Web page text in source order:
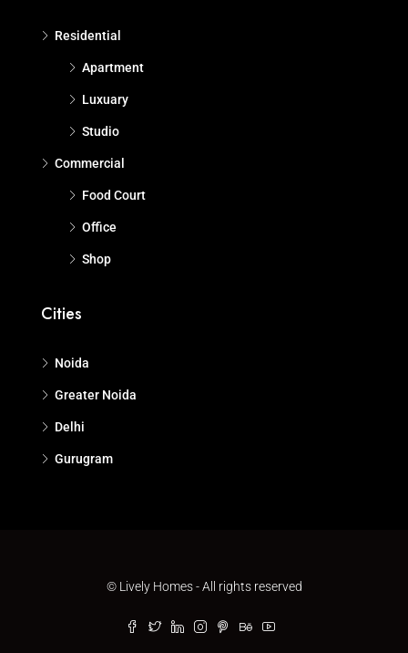
Residential
Apartment
Luxuary
Studio
Commercial
Food Court
Office
Shop
Cities
Noida
Greater Noida
Delhi
Gurugram
© Lively Homes - All rights reserved